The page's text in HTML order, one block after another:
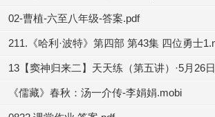
02-曹植-六至八年级-答案.pdf
211.《哈利·波特》第四部 第43集 四位勇士
13【窦神归来二】天天练（第五讲）·5月26
《儒藏》春秋：汤一介传-李娟娟.mobi